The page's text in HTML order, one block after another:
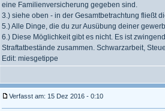
eine Familienversicherung gegeben sind.
3.) siehe oben - in der Gesamtbetrachtung fließt
5.) Alle Dinge, die du zur Ausübung deiner
6.) Diese Möglichkeit gibt es nicht. Es ist
Straftatbestände zusammen. Schwarzarbeit,
Edit: miesgetippe
Verfasst am: 15 Dez 2016 - 0:10